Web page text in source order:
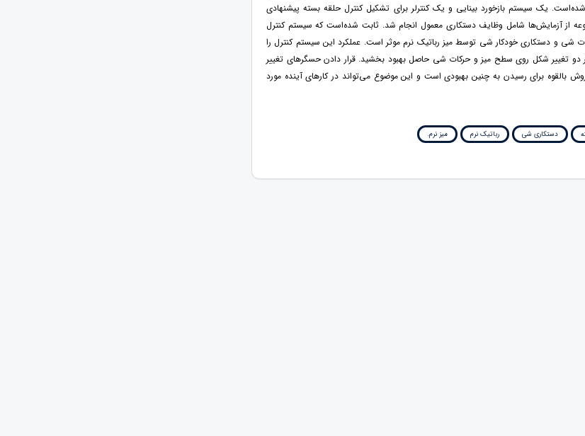
یک سیستم بازخورد بینایی و یک کنترلر برای تشکیل کنترل حلقه بسته پیشنهادی
از آزمایش‌ها شامل وظایف دستکاری معمول انجام شد. ثابت شده‌است که سیستم کنترل
شی و دستکاری خودکار شی توسط میز رباتیک نرم موثر است. عملکرد این سیستم کنترل را
دو تغییر شکل روی سطح میز و حرکات شی حاصل بهبود بخشید. قرار دادن حسگرهای تغییر
بالقوه برای رسیدن به چنین بهبودی است و این موضوع می‌تواند در کارهای آینده مورد
دستکاری شی رباتیک نرم میز نرم.